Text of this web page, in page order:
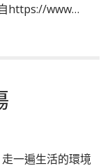
https://www…
一遍生活的環境